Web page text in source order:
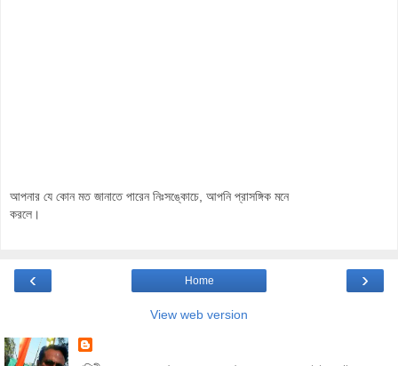
আপনার যে কোন মত জানাতে পারেন নিঃসঙ্কোচে, আপনি প্রাসঙ্গিক মনে
করলে।
‹ ›
Home
View web version